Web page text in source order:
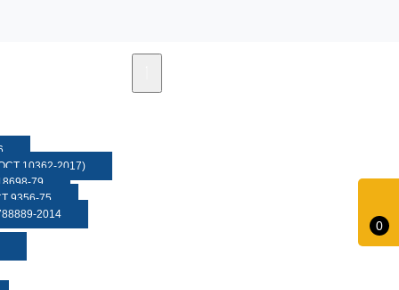
0
10362-2017)
79
9356-75
2014